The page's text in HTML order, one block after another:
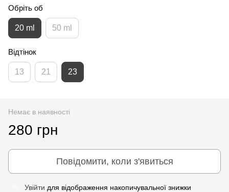
Обріть об
20 ml 50 ml
Відтінок
13 21 23
Немає в наявності
280 грн
Повідомити, коли з'явиться
Увійти для відображення накопичувальної знижки